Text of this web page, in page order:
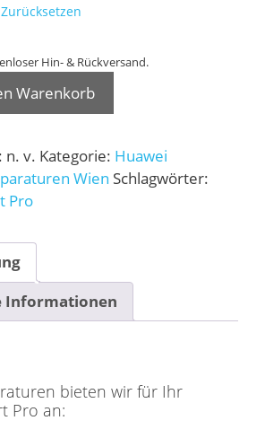
Zurücksetzen
Hin- & Rückversand.
Warenkorb
n. v. Kategorie: Huawei
Wien Schlagwörter:
Pro
Informationen
bieten wir für Ihr
Pro an: